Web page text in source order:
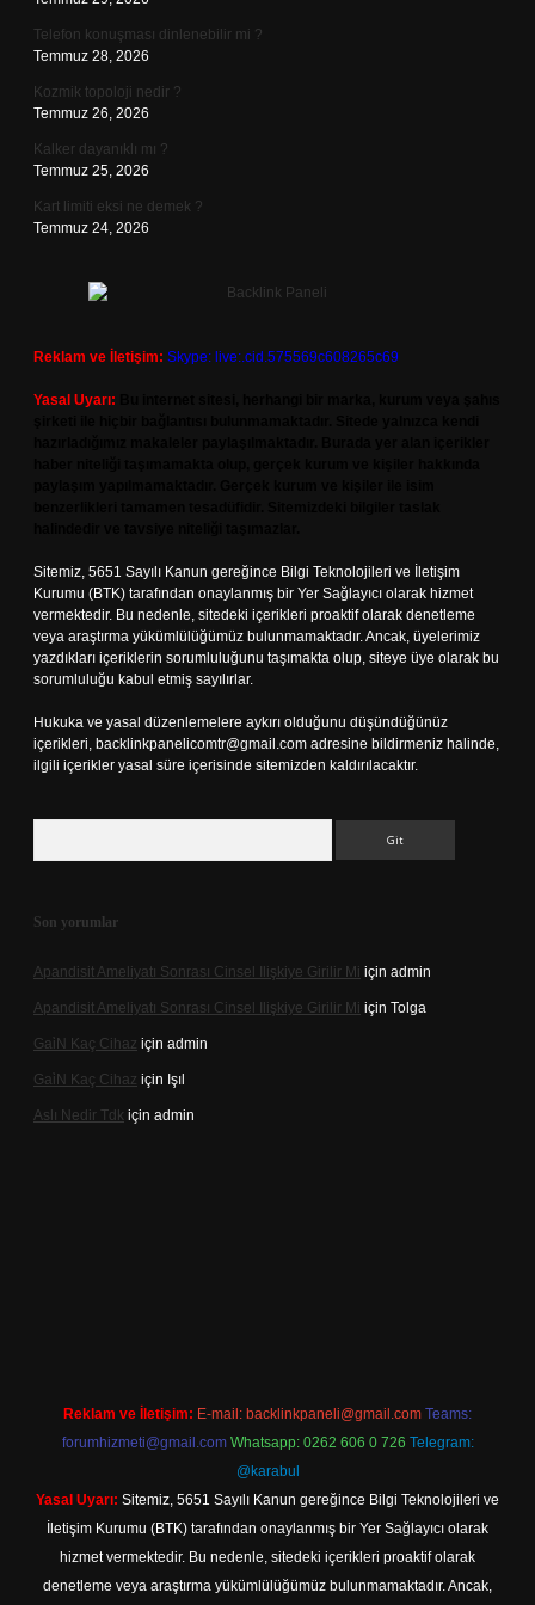
Telefon konuşması dinlenebilir mi ?
Temmuz 28, 2026
Kozmik topoloji nedir ?
Temmuz 26, 2026
Kalker dayanıklı mı ?
Temmuz 25, 2026
Kart limiti eksi ne demek ?
Temmuz 24, 2026
Reklam ve İletişim: Skype: live:.cid.575569c608265c69
Yasal Uyarı:
Sitemiz, 5651 Sayılı Kanun gereğince Bilgi Teknolojileri ve İletişim
Kurumu (BTK) tarafından onaylanmış bir Yer Sağlayıcı olarak hizmet
vermektedir. Bu nedenle, sitedeki içerikleri proaktif olarak denetleme
veya araştırma yükümlülüğümüz bulunmamaktadır. Ancak, üyelerimiz
yazdıkları içeriklerin sorumluluğunu taşımakta olup, siteye üye olarak bu
sorumluluğu kabul etmiş sayılırlar.
Hukuka ve yasal düzenlemelere aykırı olduğunu düşündüğünüz
içerikleri, backlinkpanelicomtr@gmail.com adresine bildirmeniz halinde,
ilgili içerikler yasal süre içerisinde sitemizden kaldırılacaktır.
Son yorumlar
Apandisit Ameliyatı Sonrası Cinsel Ilişkiye Girilir Mi için admin
Apandisit Ameliyatı Sonrası Cinsel Ilişkiye Girilir Mi için Tolga
Gai̇N Kaç Cihaz için admin
Gai̇N Kaç Cihaz için Işıl
Aslı Nedir Tdk için admin
Reklam ve İletişim: E-mail: backlinkpaneli@gmail.com Teams:
forumhizmeti@gmail.com Whatsapp: 0262 606 0 726 Telegram:
@karabul
Yasal Uyarı: Sitemiz, 5651 Sayılı Kanun gereğince Bilgi Teknolojileri ve
İletişim Kurumu (BTK) tarafından onaylanmış bir Yer Sağlayıcı olarak
hizmet vermektedir. Bu nedenle, sitedeki içerikleri proaktif olarak
denetleme veya araştırma yükümlülüğümüz bulunmamaktadır. Ancak,